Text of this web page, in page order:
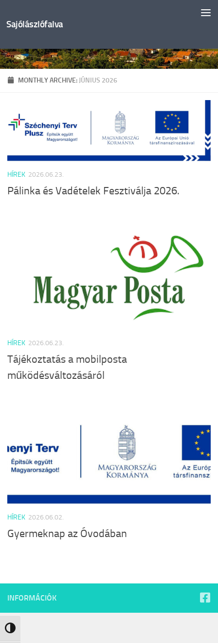
Nagy kontraszt váltása
Sajólászlófalva
MONTHLY ARCHIVE: JÚNIUS 2026
HÍREK 2026.06.23.
Pálinka és Vadételek Fesztiválja 2026.
HÍREK 2026.06.23.
Tájékoztatás a mobilposta
működésváltozásáról
HÍREK 2026.06.02.
Gyermeknap az Óvodában
INFORMÁCIÓK